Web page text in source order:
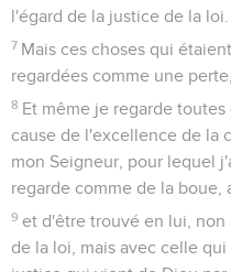
l'égard de la justice de la loi.
7 Mais ces choses qui
regardées comme une
8 Et même je regarde
cause de l'excellence de la
mon Seigneur, pour lequel
regarde comme de la boue,
9 et d'être trouvé en lui,
de la loi, mais avec celle